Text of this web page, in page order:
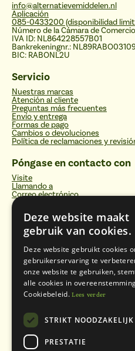
info@alternatievemiddelen.nl
Aplicación
085-0433200 (disponibilidad
Número de la Cámara de
IVA ID: NL864228557B01
Bankrekeningnr.:
BIC: RABONL2U
Servicio
Nuestras marcas
Atención al cliente
Preguntas más frecuentes
Envío y entrega
Formas de pago
Cambios o devoluciones
Política de reclamaciones y
Póngase en contacto con
Visite
Llamando a
Correo electrónico
Sociales
Facebook
Instagram
YouTube
Categorías
Filtros de agua
Botellas para beber
Cuidados naturales
Alimentos sanos
Vitaminas, minerales y
Deze website maakt
gebruik van cookies.
Deze website gebruikt cookies
gebruikerservaring te
onze website te gebruiken,
alle cookies in
Cookiebeleid. Lees verder
STRIKT NOODZAKELIJK
PRESTATIE